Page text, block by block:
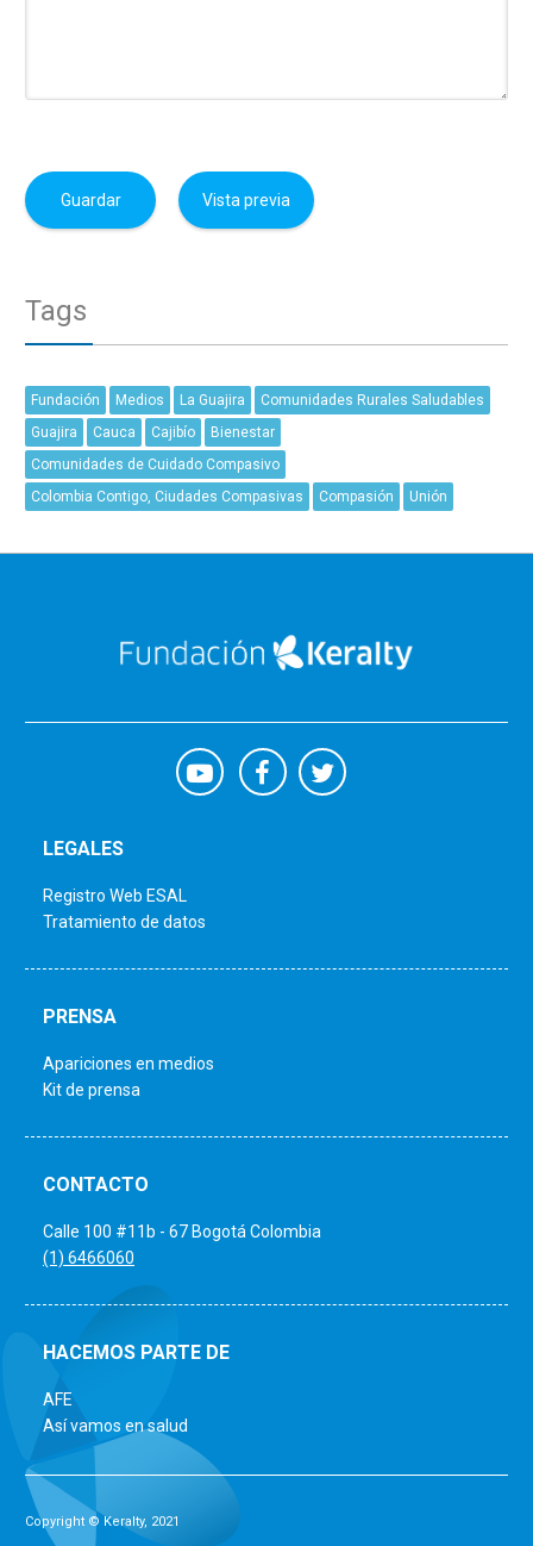
Tags
Fundación Medios La Guajira
Comunidades Rurales Saludables
Guajira
Cauca Cajibío
Bienestar
Comunidades de Cuidado Compasivo
Colombia Contigo, Ciudades Compasivas
Compasión Unión
LEGALES
Registro Web ESAL
Tratamiento de datos
PRENSA
Apariciones en medios
Kit de prensa
CONTACTO
Calle 100 #11b - 67 Bogotá Colombia
(1) 6466060
HACEMOS PARTE DE
AFE
Así vamos en salud
Copyright © Keralty, 2021